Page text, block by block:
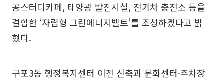
공스터디카페, 태양광 발전시설, 전기차 충전소 등을
결합한 ‘자립형 그린에너지벨트’를 조성하겠다고 밝
혔다.
구포3동 행정복지센터 이전 신축과 문화센터·주차장